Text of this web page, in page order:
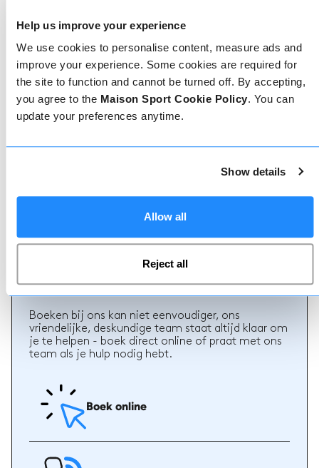
Help us improve your experience
We use cookies to personalise content, measure ads and
improve your experience. Some cookies are required for
the site to function and cannot be turned off. By accepting,
you agree to the Maison Sport Cookie Policy. You can
update your preferences anytime.
Show details
Allow all
Reject all
vandaag nog jouw skileraar.
Meer dan 90% van onze reviews zijn 5 sterren. Lees
onze leraren voor een 5-sterrenervaring.
Boeken
Boeken bij ons kan niet eenvoudiger, ons
vriendelijke, deskundige team staat altijd klaar om
je te helpen - boek direct online of praat met ons
team als je hulp nodig hebt.
Boek online